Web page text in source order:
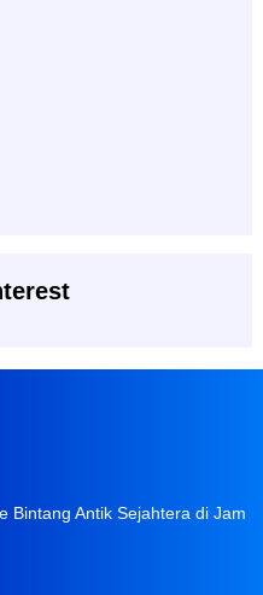
Bintang Antik Sejahtera di Jam